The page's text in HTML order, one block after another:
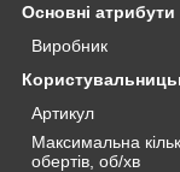
Основні атрибути
Виробник
Артикул
Максимальна
обертів, об/хв